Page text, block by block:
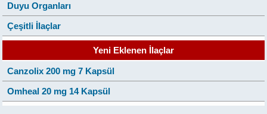
Duyu Organları
Çeşitli İlaçlar
Yeni Eklenen İlaçlar
Canzolix 200 mg 7 Kapsül
Omheal 20 mg 14 Kapsül